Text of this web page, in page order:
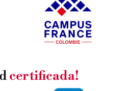
certificada!